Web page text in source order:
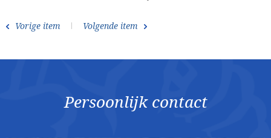
Vorige item Volgende item
Persoonlijk contact